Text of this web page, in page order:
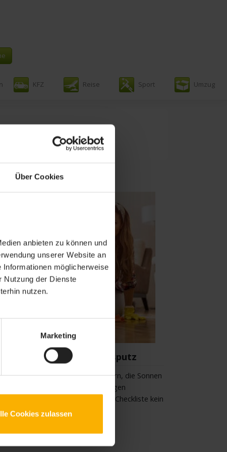
Über Cookies
anbieten zu können und
unserer Website an
möglicherweise
Nutzung der Dienste
nutzen.
Marketing
Cookies zulassen
KFZ Reise Sport Umzug
Checkliste Frühjahrsputz
Frühling, die Vögel zwitschern, die Sonnen
scheint. Also Zeit für einen ausgiebigen
Frühjahrsputz. Mit der kostenlosen Checkliste kein